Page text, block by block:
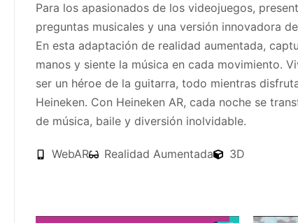
Para los apasionados de los videojuegos,
preguntas musicales y una versión innovadora
En esta adaptación de realidad aumentada,
manos y siente la música en cada movimiento.
ser un héroe de la guitarra, todo mientras
Heineken. Con Heineken AR, cada noche se
de música, baile y diversión inolvidable.
WebAR Realidad Aumentada 3D